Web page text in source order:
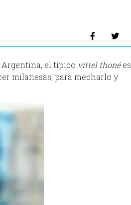
el típico vittel thonées
milanesas, para mecharlo y